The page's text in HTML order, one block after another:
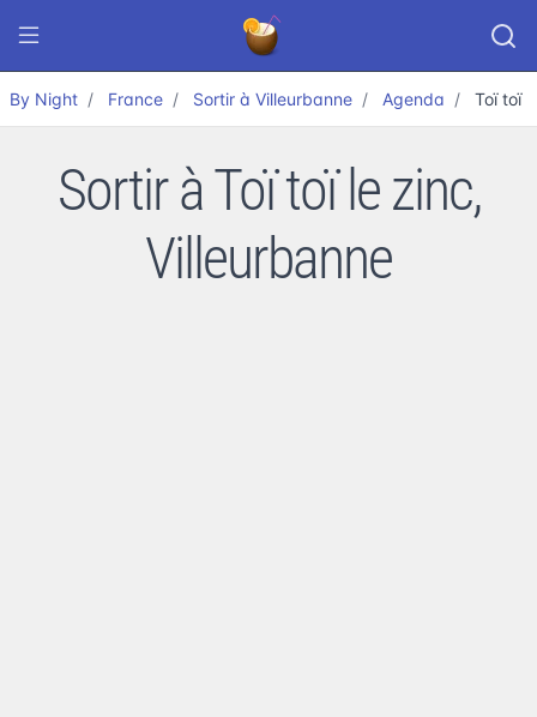
By Night France Sortir à Villeurbanne Agenda Toï toï
Sortir à Toï toï le zinc,
Villeurbanne